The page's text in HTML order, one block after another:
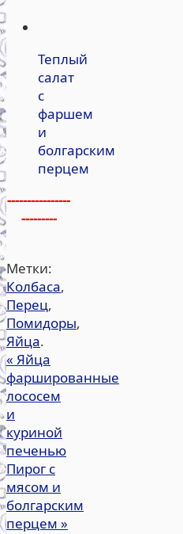
Теплый
салат
с
фаршем
и
болгарским
перцем
----------------
---------
Метки:
Колбаса,
Перец,
Помидоры,
Яйца.
« Яйца
фаршированные
лососем
и
куриной
печенью
Пирог с
мясом и
болгарским
перцем »